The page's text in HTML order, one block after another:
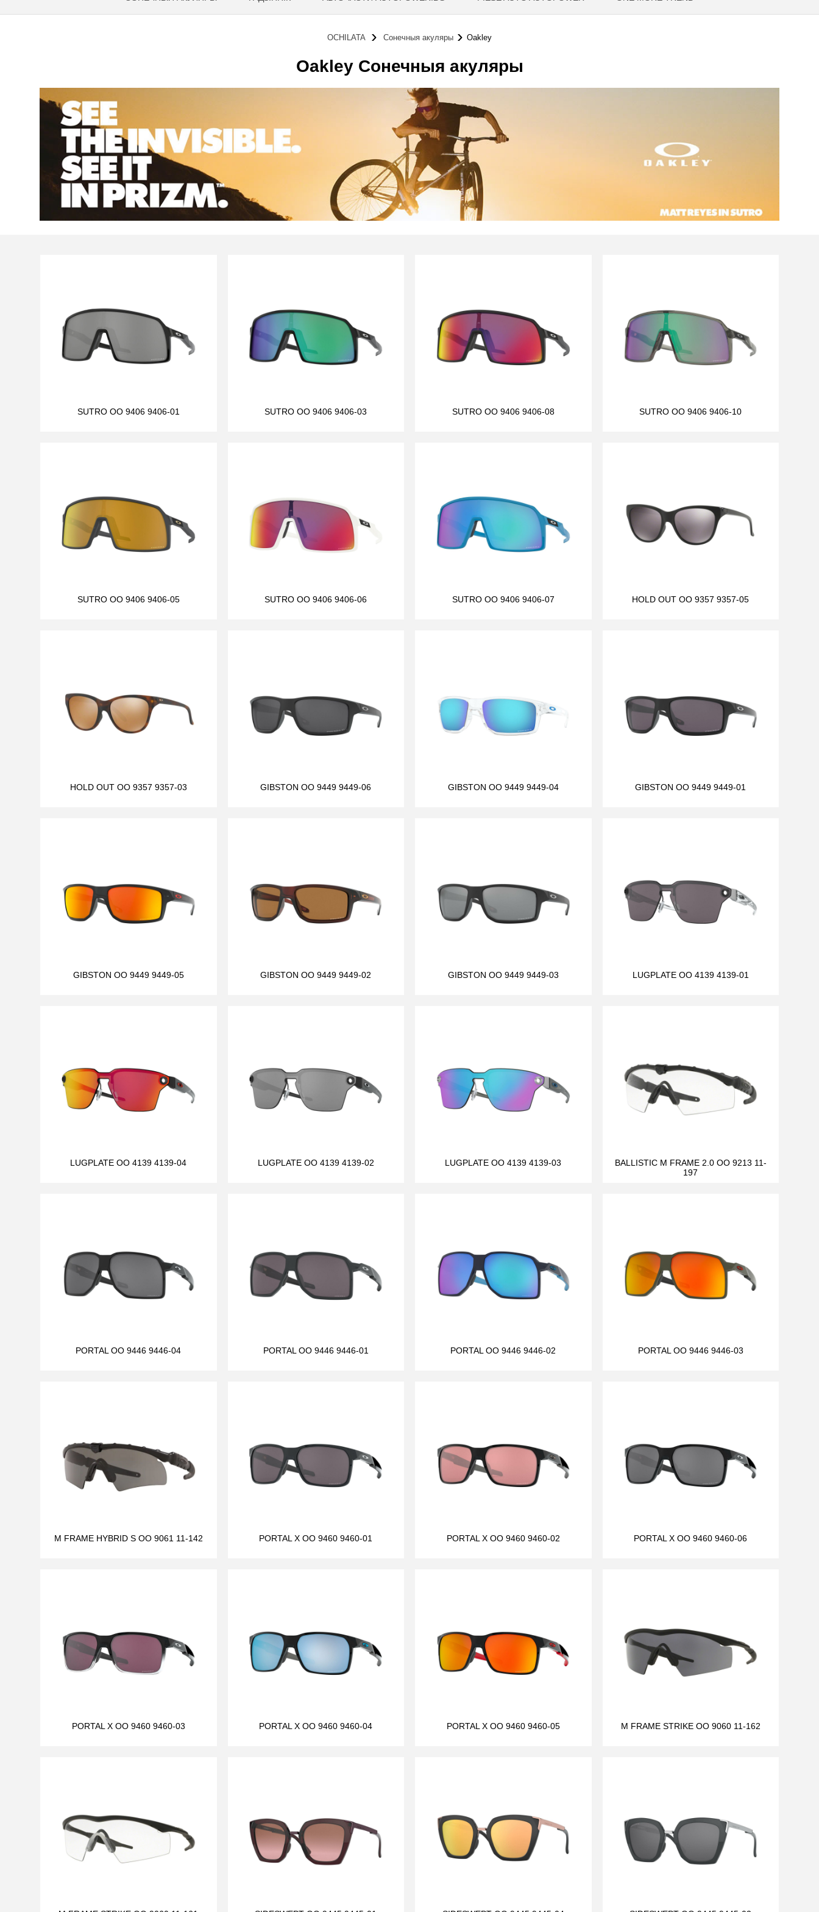
OCHILATA Сонечныя акуляры Oakley
Oakley Сонечныя акуляры
SUTRO OO 9406 9406-01 SUTRO OO 9406 9406-03 SUTRO OO 9406 9406-08 SUTRO OO 9406 9406-10
SUTRO OO 9406 9406-05 SUTRO OO 9406 9406-06 SUTRO OO 9406 9406-07 HOLD OUT OO 9357 9357-05
HOLD OUT OO 9357 9357-03 GIBSTON OO 9449 9449-06 GIBSTON OO 9449 9449-04 GIBSTON OO 9449 9449-01
GIBSTON OO 9449 9449-05 GIBSTON OO 9449 9449-02 GIBSTON OO 9449 9449-03 LUGPLATE OO 4139 4139-01
LUGPLATE OO 4139 4139-04 LUGPLATE OO 4139 4139-02 LUGPLATE OO 4139 4139-03
BALLISTIC M FRAME 2.0 OO 9213 11-
197
PORTAL OO 9446 9446-04 PORTAL OO 9446 9446-01 PORTAL OO 9446 9446-02 PORTAL OO 9446 9446-03
M FRAME HYBRID S OO 9061 11-142 PORTAL X OO 9460 9460-01 PORTAL X OO 9460 9460-02 PORTAL X OO 9460 9460-06
PORTAL X OO 9460 9460-03 PORTAL X OO 9460 9460-04 PORTAL X OO 9460 9460-05 M FRAME STRIKE OO 9060 11-162